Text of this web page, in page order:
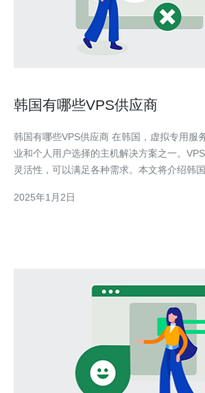
韩国有哪些VPS供应商
韩国有哪些VPS供应商 在韩国，虚拟专用服务器（VPS）是许多企
业和个人用户选择的主机解决方案之一。
灵活性，可以满足各种需求。本文将介绍韩
VPS方案，包括基于Linux和Windows的服务
2025年1月2日